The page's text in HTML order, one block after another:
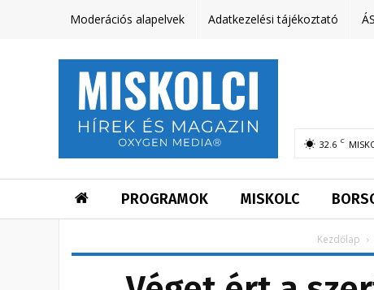
Moderációs alapelvek Adatkezelési tájékoztató
32.6 C
PROGRAMOK MISKOLC
Kezdőlap